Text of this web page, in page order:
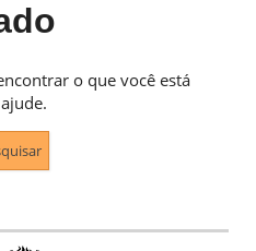
o que você está